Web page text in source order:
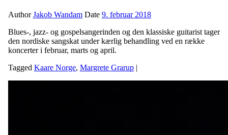
AuthorJakob Wandam Date 9. februar 2018
Blues-, jazz- og gospelsangerinden og den klassiske guitarist tager
den nordiske sangskat under kærlig behandling ved en række
koncerter i februar, marts og april.
Tagged Kaare Norge, Margrete Grarup |